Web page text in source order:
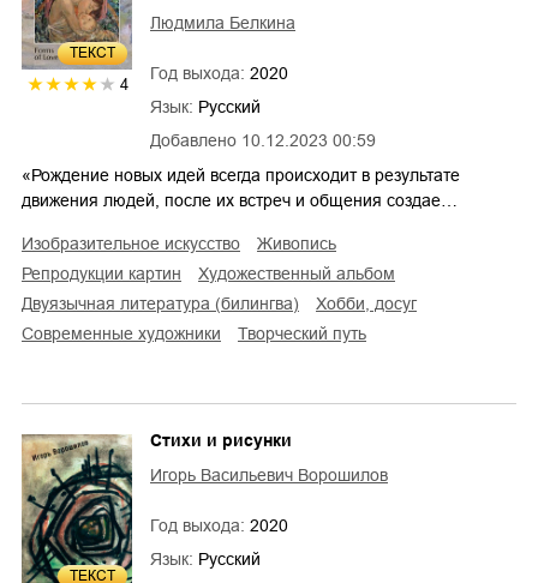
ТЕКСТ
4
Добавлено 10.12.2023 00:59
Людмила Белкина
Год выхода: 2020
Язык: Русский
«Рождение новых идей всегда происходит в результате
движения людей, после их встреч и общения создае…
изобразительное искусство
живопись
репродукции картин
художественный альбом
двуязычная литература (билингва)
хобби, досуг
современные художники
творческий путь
ТЕКСТ
Стихи и рисунки
Игорь Васильевич Ворошилов
Год выхода: 2020
Язык: Русский